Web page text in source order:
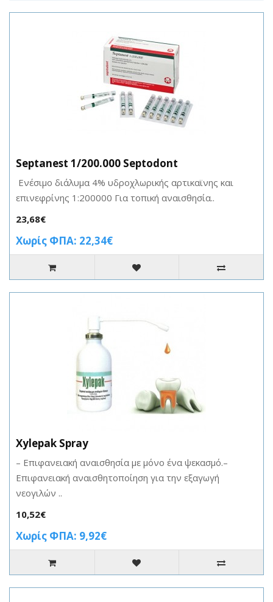
Septanest 1/200.000 Septodont
Ενέσιμο διάλυμα 4% υδροχλωρικής αρτικαϊνης και
επινεφρίνης 1:200000 Για τοπική αναισθησία..
23,68€
Χωρίς ΦΠΑ: 22,34€
Xylepak Spray
– Επιφανειακή αναισθησία με μόνο ένα ψεκασμό.–
Επιφανειακή αναισθητοποίηση για την εξαγωγή
νεογιλών ..
10,52€
Χωρίς ΦΠΑ: 9,92€